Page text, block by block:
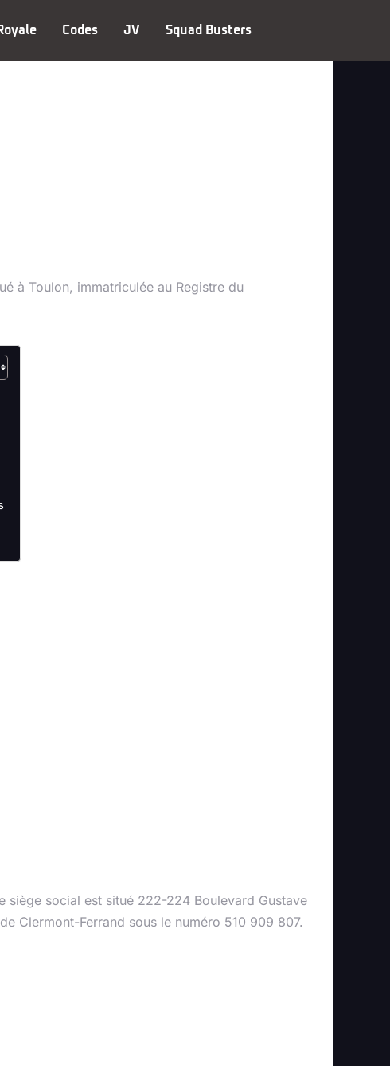
Codes JV Squad Busters
à Toulon, immatriculée au Registre du
social est situé 222-224 Boulevard Gustave
Clermont-Ferrand sous le numéro 510 909 807.